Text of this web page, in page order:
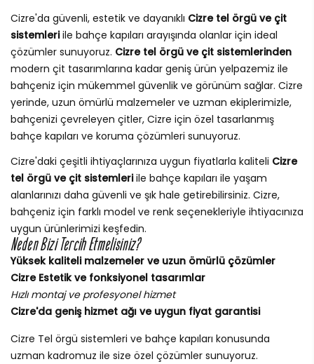
Cizre'da güvenli, estetik ve dayanıklı Cizre tel örgü ve çit
sistemleriile bahçe kapıları arayışında olanlar için ideal
çözümler sunuyoruz. Cizre tel örgü ve çit sistemlerinden
modern çit tasarımlarına kadar geniş ürün yelpazemiz ile
bahçeniz için mükemmel güvenlik ve görünüm sağlar. Cizre
yerinde, uzun ömürlü malzemeler ve uzman ekiplerimizle,
bahçenizi çevreleyen çitler, Cizre için özel tasarlanmış
bahçe kapıları ve koruma çözümleri sunuyoruz.
Cizre'daki çeşitli ihtiyaçlarınıza uygun fiyatlarla kaliteli Cizre
tel örgü ve çit sistemleriile bahçe kapıları ile yaşam
alanlarınızı daha güvenli ve şık hale getirebilirsiniz. Cizre,
bahçeniz için farklı model ve renk seçenekleriyle ihtiyacınıza
uygun ürünlerimizi keşfedin.
Neden Bizi Tercih Etmelisiniz?
Yüksek kaliteli malzemeler ve uzun ömürlü çözümler
Cizre Estetik ve fonksiyonel tasarımlar
Hızlı montaj ve profesyonel hizmet
Cizre'da geniş hizmet ağı ve uygun fiyat garantisi
Cizre Tel örgü sistemleri ve bahçe kapıları konusunda
uzman kadromuz ile size özel çözümler sunuyoruz.